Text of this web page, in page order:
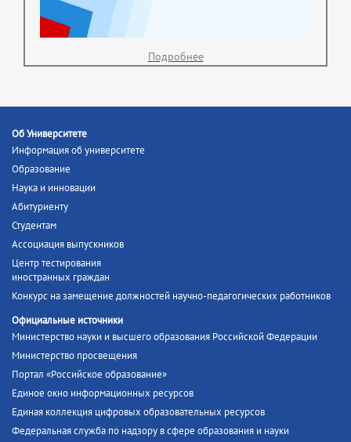
Подробнее
Об Университете
Информация об университете
Образование
Наука и инновации
Абитуриенту
Студентам
Ассоциация выпускников
Центр тестирования
иностранных граждан
Конкурс на замещение должностей научно-педагогических работников
Официальные источники
Министерство науки и высшего образования Российской Федерации
Министерство просвещения
Портал «Российское образование»
Единое окно информационных ресурсов
Единая коллекция цифровых образовательных ресурсов
Федеральная служба по надзору в сфере образования и науки